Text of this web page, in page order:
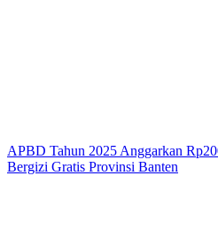
APBD Tahun 2025 Anggarkan
Bergizi Gratis Provinsi Banten